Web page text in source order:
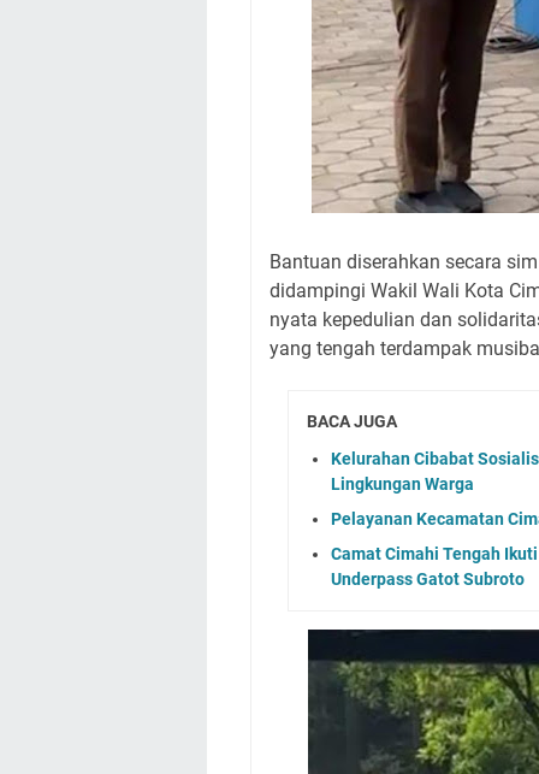
Bantuan diserahkan secara
didampingi Wakil Wali Kota
nyata kepedulian dan
yang tengah terdampak
BACA JUGA
Kelurahan Cibabat
Lingkungan Warga
Pelayanan Kecamatan
Camat Cimahi Tengah
Underpass Gatot Subroto